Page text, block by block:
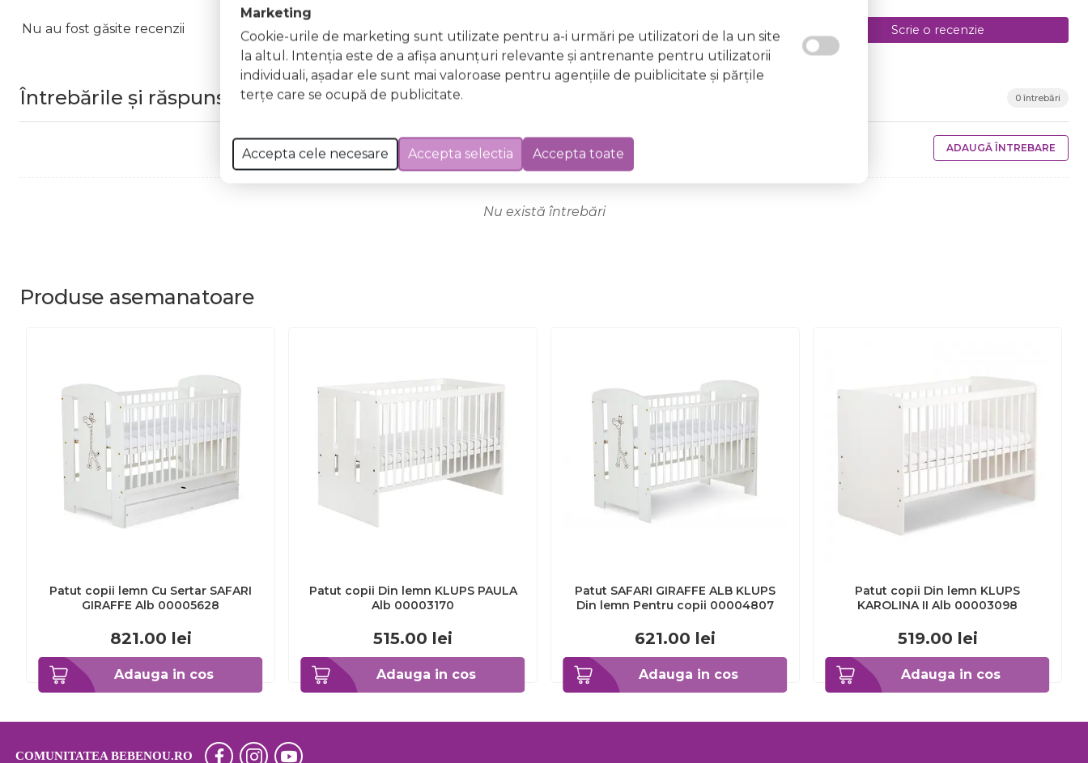
Nu au fost găsite recenzii Scrie o recenzie
Întrebările și răspunsurile clienților 0 întrebări
ADAUGĂ ÎNTREBARE
Nu există întrebări
Produse asemanatoare
Adauga in cos
Patut copii lemn Cu Sertar SAFARI
GIRAFFE Alb 00005628
821.00 lei
Adauga in cos
Patut copii Din lemn KLUPS PAULA
Alb 00003170
515.00 lei
Adauga in cos
Patut SAFARI GIRAFFE ALB KLUPS
Din lemn Pentru copii 00004807
621.00 lei
Adauga in cos
Patut copii Din lemn KLUPS
KAROLINA II Alb 00003098
519.00 lei
COMUNITATEA BEBENOU.RO
Marketing
Cookie-urile de marketing sunt utilizate pentru a-i urmări pe utilizatori de la un site
la altul. Intenţia este de a afişa anunţuri relevante şi antrenante pentru utilizatorii
individuali, aşadar ele sunt mai valoroase pentru agenţiile de puiblicitate şi părţile
terţe care se ocupă de publicitate.
Accepta cele necesare Accepta selectia Accepta toate